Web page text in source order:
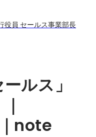
役員 セールス事業部長
ルス」
note